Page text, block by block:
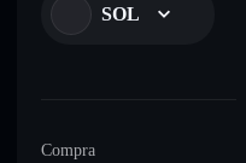
SOL
Compra